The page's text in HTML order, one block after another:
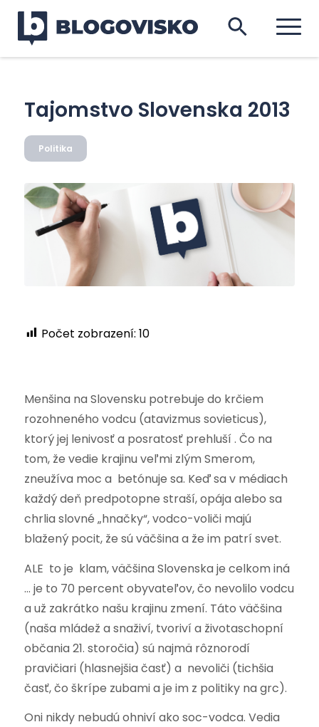
Tajomstvo Slovenska 2013
Politika
Počet zobrazení: 10
Menšina na Slovensku potrebuje do krčiem
rozohneného vodcu (atavizmus sovieticus),
ktorý jej lenivosť a posratosť prehluší . Čo na
tom, že vedie krajinu veľmi zlým Smerom,
zneužíva moc a betónuje sa. Keď sa v médiach
každý deň predpotopne straší, opája alebo sa
chrlia slovné „hnačky“, vodco-voliči majú
blažený pocit, že sú väčšina a že im patrí svet.
ALE to je klam, väčšina Slovenska je celkom iná
… je to 70 percent obyvateľov, čo nevolilo vodcu
a už zakrátko našu krajinu zmení. Táto väčšina
(naša mládež a snaživí, tvoriví a životaschopní
občania 21. storočia) sú najmä rôznorodí
pravičiari (hlasnejšia časť) a nevoliči (tichšia
časť, čo škrípe zubami a je im z politiky na grc).
Oni nikdy nebudú ohniví ako soc-vodca. Vedia